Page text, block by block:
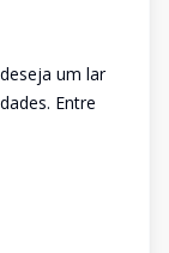
um lar
Entre